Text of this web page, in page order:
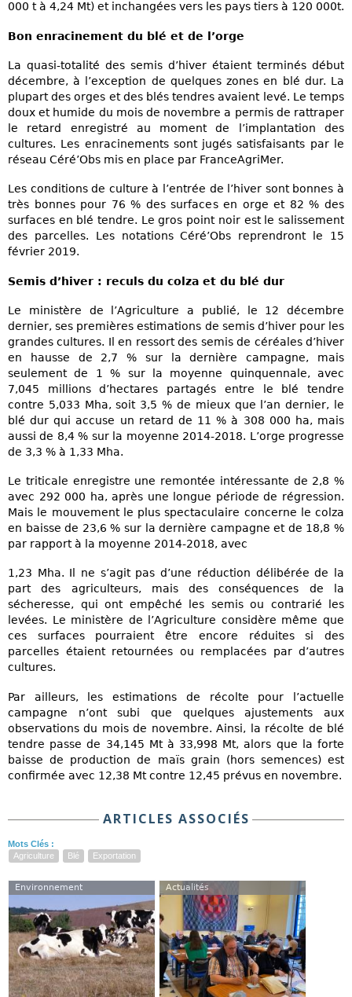
000 t à 4,24 Mt) et inchangées vers les pays tiers à 120 000t.
Bon enracinement du blé et de l’orge
La quasi-totalité des semis d’hiver étaient terminés début
décembre, à l’exception de quelques zones en blé dur. La
plupart des orges et des blés tendres avaient levé. Le temps
doux et humide du mois de novembre a permis de rattraper
le retard enregistré au moment de l’implantation des
cultures. Les enracinements sont jugés satisfaisants par le
réseau Céré’Obs mis en place par FranceAgriMer.
Les conditions de culture à l’entrée de l’hiver sont bonnes à
très bonnes pour 76 % des surfaces en orge et 82 % des
surfaces en blé tendre. Le gros point noir est le salissement
des parcelles. Les notations Céré’Obs reprendront le 15
février 2019.
Semis d’hiver : reculs du colza et du blé dur
Le ministère de l’Agriculture a publié, le 12 décembre
dernier, ses premières estimations de semis d’hiver pour les
grandes cultures. Il en ressort des semis de céréales d’hiver
en hausse de 2,7 % sur la dernière campagne, mais
seulement de 1 % sur la moyenne quinquennale, avec
7,045 millions d’hectares partagés entre le blé tendre
contre 5,033 Mha, soit 3,5 % de mieux que l’an dernier, le
blé dur qui accuse un retard de 11 % à 308 000 ha, mais
aussi de 8,4 % sur la moyenne 2014-2018. L’orge progresse
de 3,3 % à 1,33 Mha.
Le triticale enregistre une remontée intéressante de 2,8 %
avec 292 000 ha, après une longue période de régression.
Mais le mouvement le plus spectaculaire concerne le colza
en baisse de 23,6 % sur la dernière campagne et de 18,8 %
par rapport à la moyenne 2014-2018, avec
1,23 Mha. Il ne s’agit pas d’une réduction délibérée de la
part des agriculteurs, mais des conséquences de la
sécheresse, qui ont empêché les semis ou contrarié les
levées. Le ministère de l’Agriculture considère même que
ces surfaces pourraient être encore réduites si des
parcelles étaient retournées ou remplacées par d’autres
cultures.
Par ailleurs, les estimations de récolte pour l’actuelle
campagne n’ont subi que quelques ajustements aux
observations du mois de novembre. Ainsi, la récolte de blé
tendre passe de 34,145 Mt à 33,998 Mt, alors que la forte
baisse de production de maïs grain (hors semences) est
confirmée avec 12,38 Mt contre 12,45 prévus en novembre.
ARTICLES ASSOCIÉS
Mots Clés :
Agriculture
Blé Exportation
Environnement Actualités